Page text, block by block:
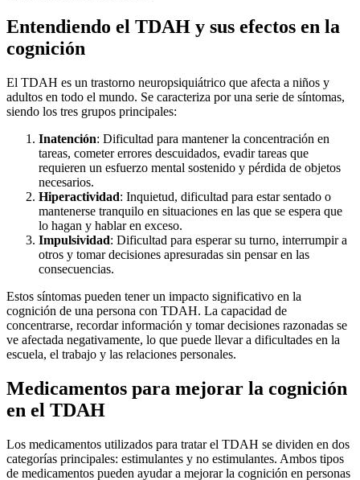
Entendiendo el TDAH y sus efectos en la
cognición
El TDAH es un trastorno neuropsiquiátrico que afecta a niños y
adultos en todo el mundo. Se caracteriza por una serie de síntomas,
siendo los tres grupos principales:
Inatención: Dificultad para mantener la concentración en
tareas, cometer errores descuidados, evadir tareas que
requieren un esfuerzo mental sostenido y pérdida de objetos
necesarios.
Hiperactividad: Inquietud, dificultad para estar sentado o
mantenerse tranquilo en situaciones en las que se espera que
lo hagan y hablar en exceso.
Impulsividad: Dificultad para esperar su turno, interrumpir a
otros y tomar decisiones apresuradas sin pensar en las
consecuencias.
Estos síntomas pueden tener un impacto significativo en la
cognición de una persona con TDAH. La capacidad de
concentrarse, recordar información y tomar decisiones razonadas se
ve afectada negativamente, lo que puede llevar a dificultades en la
escuela, el trabajo y las relaciones personales.
Medicamentos para mejorar la cognición
en el TDAH
Los medicamentos utilizados para tratar el TDAH se dividen en dos
categorías principales: estimulantes y no estimulantes. Ambos tipos
de medicamentos pueden ayudar a mejorar la cognición en personas